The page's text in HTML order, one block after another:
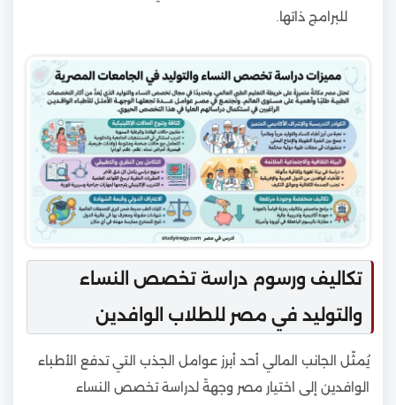
للبرامج ذاتها.
تكاليف ورسوم دراسة تخصص النساء
والتوليد في مصر للطلاب الوافدين
يُمثّل الجانب المالي أحد أبرز عوامل الجذب التي تدفع الأطباء
الوافدين إلى اختيار مصر وجهةً لدراسة تخصص النساء